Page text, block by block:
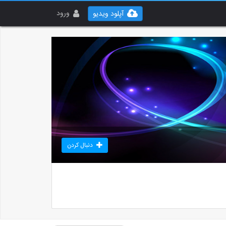
ورود آپلود ویدیو
دنبال کردن